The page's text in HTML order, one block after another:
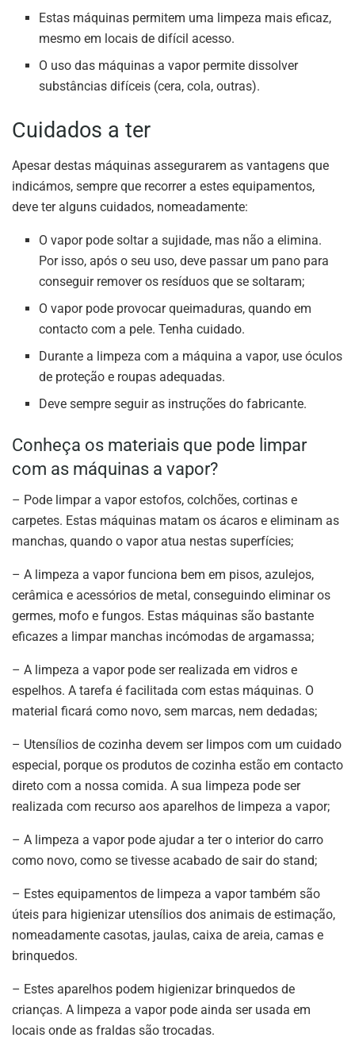
Estas máquinas permitem uma limpeza mais eficaz,
mesmo em locais de difícil acesso.
O uso das máquinas a vapor permite dissolver
substâncias difíceis (cera, cola, outras).
Cuidados a ter
Apesar destas máquinas assegurarem as vantagens que
indicámos, sempre que recorrer a estes equipamentos,
deve ter alguns cuidados, nomeadamente:
O vapor pode soltar a sujidade, mas não a elimina.
Por isso, após o seu uso, deve passar um pano para
conseguir remover os resíduos que se soltaram;
O vapor pode provocar queimaduras, quando em
contacto com a pele. Tenha cuidado.
Durante a limpeza com a máquina a vapor, use óculos
de proteção e roupas adequadas.
Deve sempre seguir as instruções do fabricante.
Conheça os materiais que pode limpar
com as máquinas a vapor?
– Pode limpar a vapor estofos, colchões, cortinas e
carpetes. Estas máquinas matam os ácaros e eliminam as
manchas, quando o vapor atua nestas superfícies;
– A limpeza a vapor funciona bem em pisos, azulejos,
cerâmica e acessórios de metal, conseguindo eliminar os
germes, mofo e fungos. Estas máquinas são bastante
eficazes a limpar manchas incómodas de argamassa;
– A limpeza a vapor pode ser realizada em vidros e
espelhos. A tarefa é facilitada com estas máquinas. O
material ficará como novo, sem marcas, nem dedadas;
– Utensílios de cozinha devem ser limpos com um cuidado
especial, porque os produtos de cozinha estão em contacto
direto com a nossa comida. A sua limpeza pode ser
realizada com recurso aos aparelhos de limpeza a vapor;
– A limpeza a vapor pode ajudar a ter o interior do carro
como novo, como se tivesse acabado de sair do stand;
– Estes equipamentos de limpeza a vapor também são
úteis para higienizar utensílios dos animais de estimação,
nomeadamente casotas, jaulas, caixa de areia, camas e
brinquedos.
– Estes aparelhos podem higienizar brinquedos de
crianças. A limpeza a vapor pode ainda ser usada em
locais onde as fraldas são trocadas.